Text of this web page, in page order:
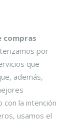
compras
por
que
además,
la intención
usamos el